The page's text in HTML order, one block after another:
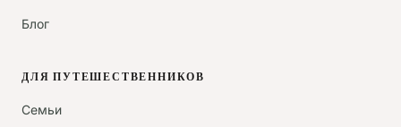
Блог
ДЛЯ ПУТЕШЕСТВЕННИКОВ
Семьи